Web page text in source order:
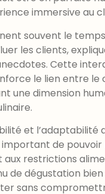
immersive au
souvent le
les clients,
Cette
le lien entre le
une dimension
et l’adaptabilité
important de
restrictions
de dégustation
sans